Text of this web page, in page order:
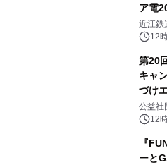
ア電
「長
番搾
近江鉄
12
第20
キャ
づけ
もに
公益社
12
『
ーと